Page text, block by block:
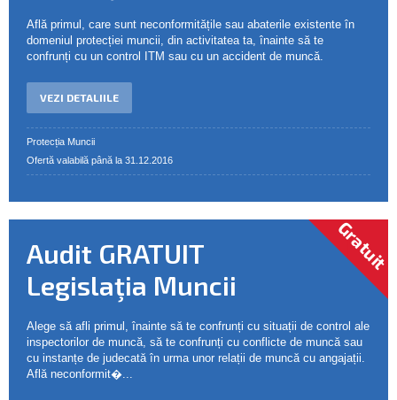
Află primul, care sunt neconformitățile sau abaterile existente în
domeniul protecției muncii, din activitatea ta, înainte să te
confrunți cu un control ITM sau cu un accident de muncă.
VEZI DETALIILE
Protecția Muncii
Ofertă valabilă până la 31.12.2016
Gratuit
Audit GRATUIT
Legislaţia Muncii
Alege să afli primul, înainte să te confrunți cu situații de control ale
inspectorilor de muncă, să te confrunți cu conflicte de muncă sau
cu instanțe de judecată în urma unor relații de muncă cu angajații.
Află neconformit�...